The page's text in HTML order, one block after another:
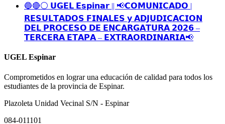
🔵🔴⚪️ 𝗨𝗚𝗘𝗟 𝗘𝘀𝗽𝗶𝗻𝗮𝗿 || 📢𝗖𝗢𝗠𝗨𝗡𝗜𝗖𝗔𝗗𝗢 |
𝗥𝗘𝗦𝗨𝗟𝗧𝗔𝗗𝗢𝗦 𝗙𝗜𝗡𝗔𝗟𝗘𝗦 𝘆 𝗔𝗗𝗝𝗨𝗗𝗜𝗖𝗔𝗖𝗜𝗢𝗡
𝗗𝗘𝗟 𝗣𝗥𝗢𝗖𝗘𝗦𝗢 𝗗𝗘 𝗘𝗡𝗖𝗔𝗥𝗚𝗔𝗧𝗨𝗥𝗔 𝟮𝟬𝟮𝟲 –
𝗧𝗘𝗥𝗖𝗘𝗥𝗔 𝗘𝗧𝗔𝗣𝗔 – 𝗘𝗫𝗧𝗥𝗔𝗢𝗥𝗗𝗜𝗡𝗔𝗥𝗜𝗔📢
UGEL Espinar
Comprometidos en lograr una educación de calidad para todos los
estudiantes de la provincia de Espinar.
Plazoleta Unidad Vecinal S/N - Espinar
084-011101